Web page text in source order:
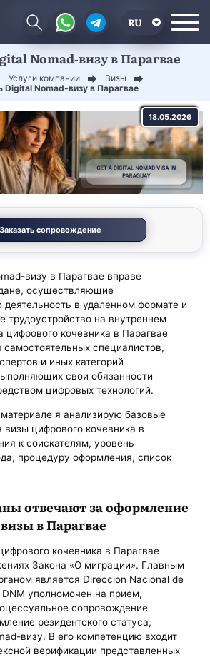
RU
EN
Nomad-визу в Парагвае
Услуги компании
Визы
Digital Nomad-визу в Парагвае
18.05.2026
Заказать сопровождение
визу в Парагвае вправе
осуществляющие
в удаленном формате и
трудоустройство на внутреннем
цифрового кочевника в Парагвае
самостоятельных специалистов,
и иных категорий
свои обязанности
цифровых технологий.
я анализирую базовые
визы цифрового кочевника в
к соискателям, уровень
процедуру оформления, список
отвечают за оформление
в Парагвае
кочевника в Парагвае
Закона «О миграции». Главным
является Direccion Nacional de
уполномочен на прием,
сопровождение
резидентского статуса,
визу. В его компетенцию входит
верификации представленных